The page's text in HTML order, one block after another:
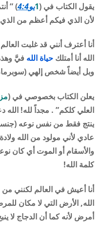
يقول الكتاب في (1يو4:4
) ”
لأن الذي فيكم أعظم من الذي
أنا أعترف أنني قد غلبت
الله أنا أمتلك حياة الله فيَّ
وبل أيضاً شخص إلهي
يعلن الكتاب بخصوصي في (مز82: 5
العلي كلكم” . مجداً لله! الله
ينتج فقط من نفس نوعه
عادي لأني مولود من الله
والأسقام أو الموت أي كان
كلمة الله!
أنا أعيش في العالم لكنني
الله, الأرض التي لا مكان
أمرض لأنه كما أن الدجاج لا